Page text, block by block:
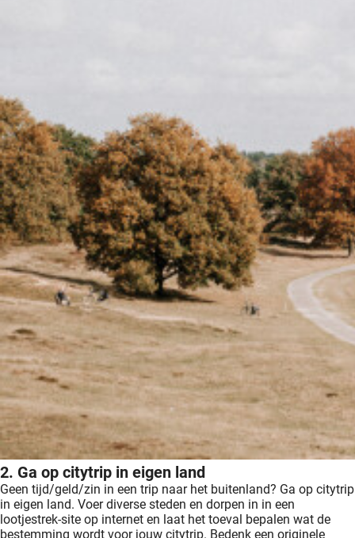
2. Ga op citytrip in eigen land
Geen tijd/geld/zin in een trip naar het buitenland? Ga op citytrip
in eigen land. Voer diverse steden en dorpen in in een
lootjestrek-site op internet en laat het toeval bepalen wat de
bestemming wordt voor jouw citytrip. Bedenk een originele